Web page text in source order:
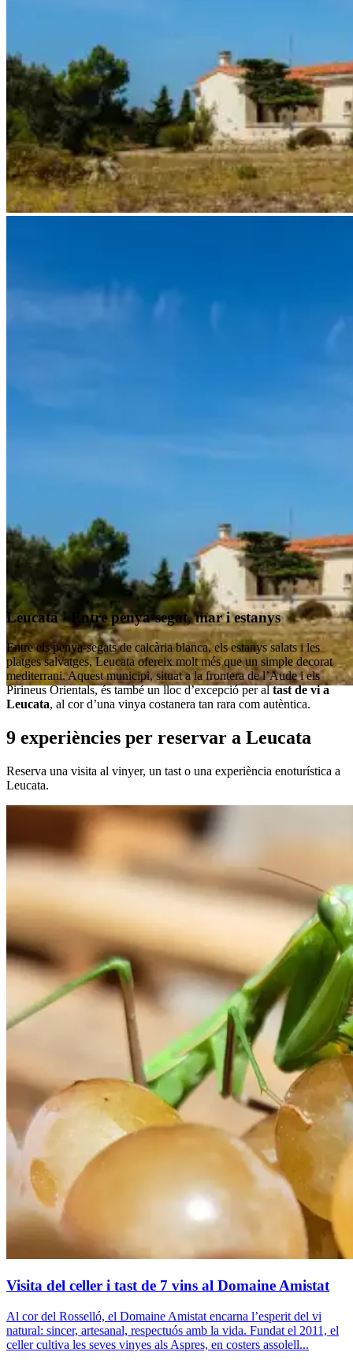
Leucata - Entre penya-segat, mar i estanys
Entre els penya-segats de calcària blanca, els estanys salats i les
platges salvatges, Leucata ofereix molt més que un simple decorat
mediterrani. Aquest municipi, situat a la frontera de l’Aude i els
Pirineus Orientals, és també un lloc d’excepció per altast de vi a
Leucata, al cor d’una vinya costanera tan rara com autèntica.
9 experiències per reservar a Leucata
Reserva una visita al vinyer, un tast o una experiència enoturística a
Leucata.
Visita del celler i tast de 7 vins al Domaine Amistat
Al cor del Rosselló, el Domaine Amistat encarna l’esperit del vi
natural: sincer, artesanal, respectuós amb la vida. Fundat el 2011, el
celler cultiva les seves vinyes als Aspres, en costers assolell...